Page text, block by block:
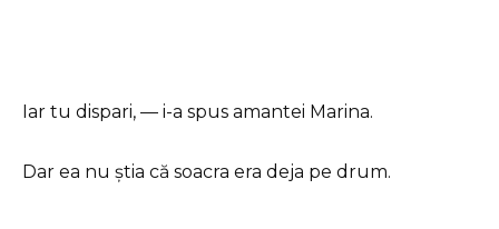
Iar tu dispari, — i-a spus amantei Marina.
Dar ea nu știa că soacra era deja pe drum.